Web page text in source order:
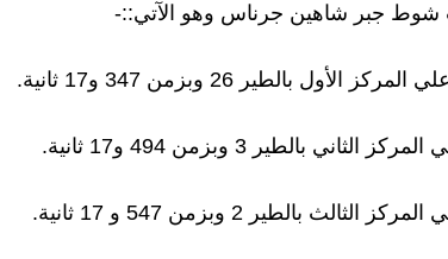
شوط جبر شاهين جرناس وهو الآتي::-